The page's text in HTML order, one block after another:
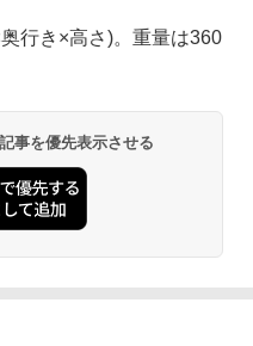
行き×高さ)。重量は360
事を優先表示させる